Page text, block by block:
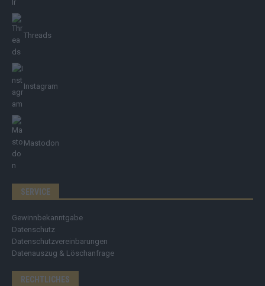
Threads
Instagram
Mastodon
SERVICE
Gewinnbekanntgabe
Datenschutz
Datenschutzvereinbarungen
Datenauszug & Löschanfrage
RECHTLICHES